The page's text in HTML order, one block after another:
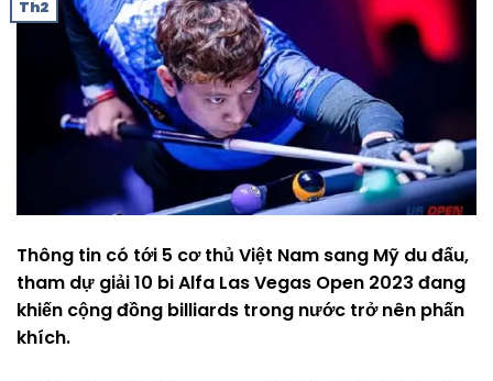
Th2
Thông tin có tới 5 cơ thủ Việt Nam sang Mỹ du đấu,
tham dự giải 10 bi Alfa Las Vegas Open 2023 đang
khiến cộng đồng billiards trong nước trở nên phấn
khích.